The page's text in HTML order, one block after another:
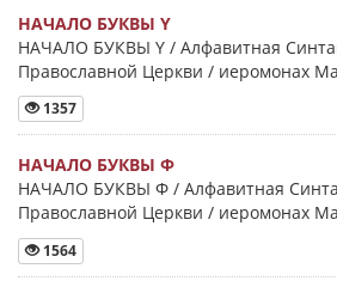
НАЧАЛО БУКВЫ Y
НАЧАЛО БУКВЫ Y / Алфавитная
Православной Церкви / иеромонах
1357
НАЧАЛО БУКВЫ Φ
НАЧАЛО БУКВЫ Φ / Алфавитная
Православной Церкви / иеромонах
1564